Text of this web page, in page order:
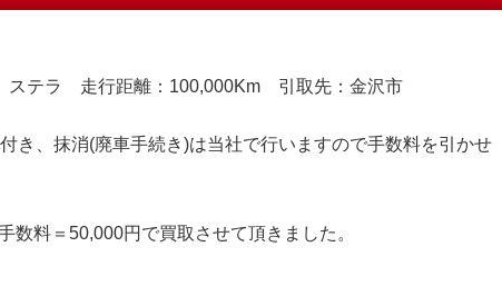
テラ 走行距離：100,000Km 引取先：金沢市
き、抹消(廃車手続き)は当社で行いますので手数料を引かせ
数料＝50,000円で買取させて頂きました。